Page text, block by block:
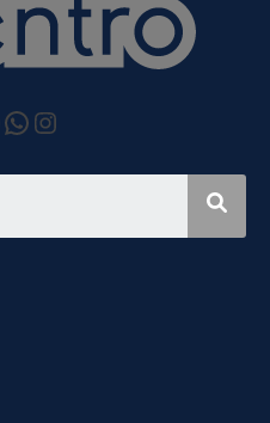
WhatsApp
Instagram